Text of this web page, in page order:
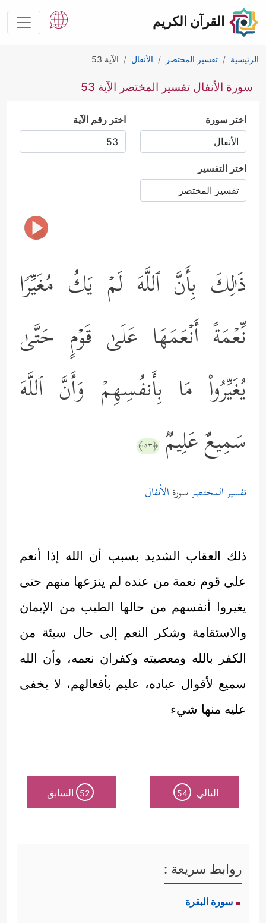
القرآن الكريم
الرئيسية تفسير المختصر الأنفال الآية 53
سورة الأنفال تفسير المختصر الآية 53
اختر سورة اختر رقم الآية
اختر التفسير
ذَ ٰ⁠لِكَ بِأَنَّ ٱللَّهَ لَمۡ یَكُ مُغَیِّرࣰا
نِّعۡمَةً أَنۡعَمَهَا عَلَىٰ قَوۡمٍ حَتَّىٰ
یُغَیِّرُواْ مَا بِأَنفُسِهِمۡ وَأَنَّ ٱللَّهَ
سَمِیعٌ عَلِیمࣱ ﴿٥٣﴾
تفسير المختصرسورة الأنفال
ذلك العقاب الشديد بسبب أن الله إذا أنعم
على قوم نعمة من عنده لم ينزعها منهم حتى
يغيروا أنفسهم من حالها الطيب من الإيمان
والاستقامة وشكر النعم إلى حال سيئة من
الكفر بالله ومعصيته وكفران نعمه، وأن الله
سميع لأقوال عباده، عليم بأفعالهم، لا يخفى
عليه منها شيء
التالي 54
52 السابق
روابط سريعة :
سورة البقرة